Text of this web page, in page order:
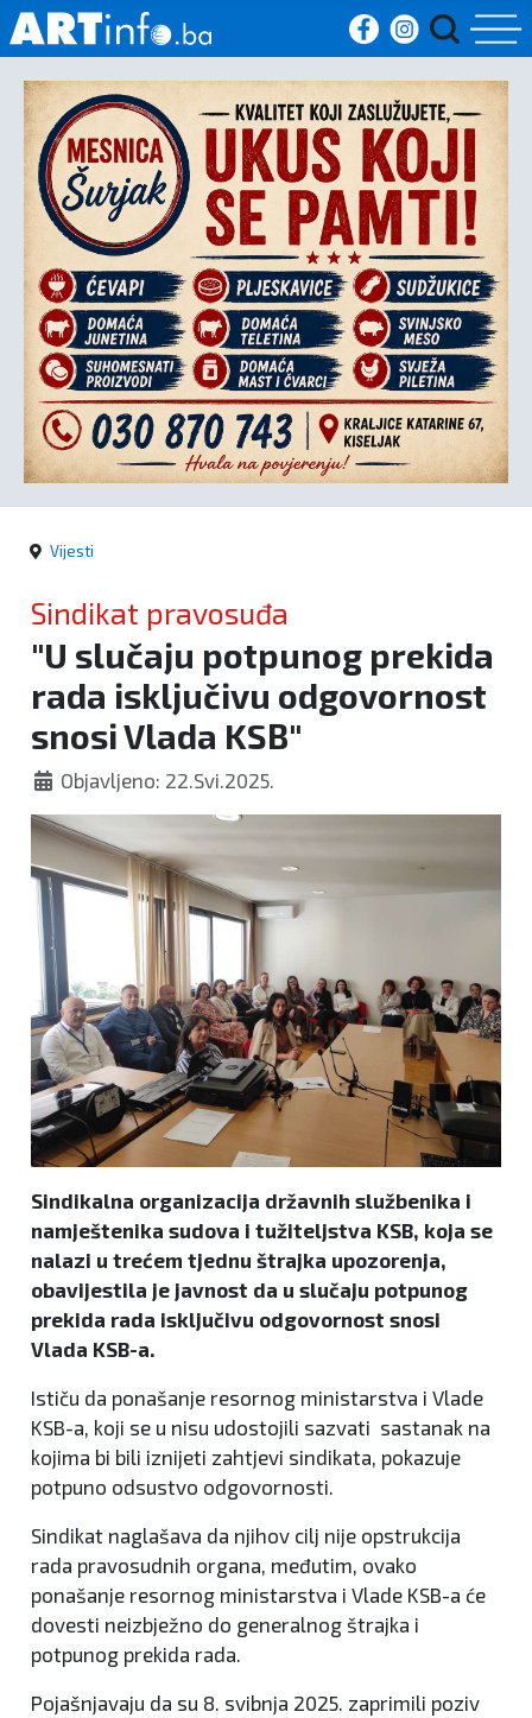
Početna
Vijesti
Sport
Kultura
Crna
kronika
Politika
Vijesti
Sindikat pravosuđa
"U slučaju potpunog prekida
rada isključivu odgovornost
snosi Vlada KSB"
Objavljeno: 22.Svi.2025.
Sindikalna organizacija državnih službenika i
namještenika sudova i tužiteljstva KSB, koja se
nalazi u trećem tjednu štrajka upozorenja,
obavijestila je javnost da u slučaju potpunog
prekida rada isključivu odgovornost snosi
Vlada KSB-a.
Ističu da ponašanje resornog ministarstva i Vlade
KSB-a, koji se u nisu udostojili sazvati sastanak na
kojima bi bili iznijeti zahtjevi sindikata, pokazuje
potpuno odsustvo odgovornosti.
Sindikat naglašava da njihov cilj nije opstrukcija
rada pravosudnih organa, međutim, ovako
ponašanje resornog ministarstva i Vlade KSB-a će
dovesti neizbježno do generalnog štrajka i
potpunog prekida rada.
Pojašnjavaju da su 8. svibnja 2025. zaprimili poziv